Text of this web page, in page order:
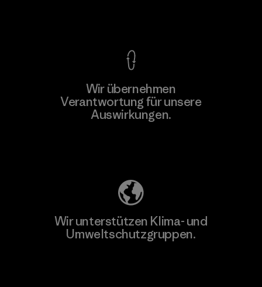
Wir übernehmen
Verantwortung für unsere
Auswirkungen.
Wir unterstützen Klima- und
Umweltschutzgruppen.